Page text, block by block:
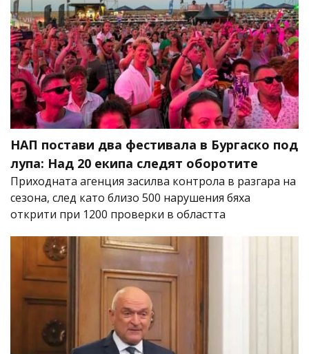
НАП постави два фестивала в Бургаско под
лупа: Над 20 екипа следят оборотите
Приходната агенция засилва контрола в разгара на
сезона, след като близо 500 нарушения бяха
открити при 1200 проверки в областта